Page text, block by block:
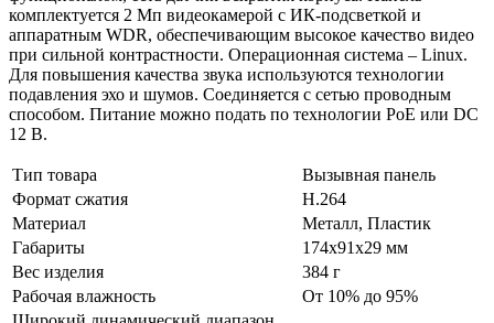
комплектуется 2 Мп видеокамерой с ИК-подсветкой и
аппаратным WDR, обеспечивающим высокое качество видео
при сильной контрастности. Операционная система – Linux.
Для повышения качества звука используются технологии
подавления эхо и шумов. Соединяется с сетью проводным
способом. Питание можно подать по технологии PoE или DC
12 В.
Тип товара
Вызывная панель
Формат сжатия
H.264
Материал
Металл, Пластик
Габариты
174x91x29 мм
Вес изделия
384 г
Рабочая влажность
От 10% до 95%